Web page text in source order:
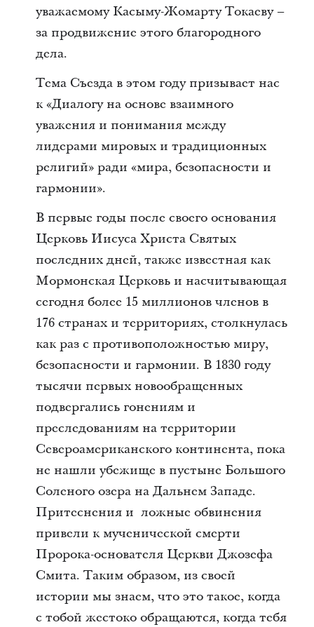
уважаемому Касыму-Жомарту Токаеву –
за продвижение этого благородного
дела.
Тема Съезда в этом году призывает нас
к «Диалогу на основе взаимного
уважения и понимания между
лидерами мировых и традиционных
религий» ради «мира, безопасности и
гармонии».
В первые годы после своего основания
Церковь Иисуса Христа Святых
последних дней, также известная как
Мормонская Церковь и насчитывающая
сегодня более 15 миллионов членов в
176 странах и территориях, столкнулась
как раз с противоположностью миру,
безопасности и гармонии. В 1830 году
тысячи первых новообращенных
подвергались гонениям и
преследованиям на территории
Североамериканского континента, пока
не нашли убежище в пустыне Большого
Соленого озера на Дальнем Западе.
Притеснения и ложные обвинения
привели к мученической смерти
Пророка-основателя Церкви Джозефа
Смита. Таким образом, из своей
истории мы знаем, что это такое, когда
с тобой жестоко обращаются, когда тебя